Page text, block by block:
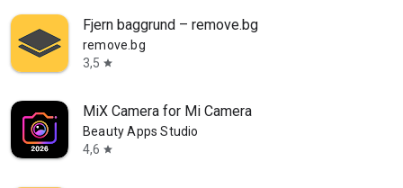
Fjern baggrund – remove.bg
remove.bg
3,5 star
MiX Camera for Mi Camera
Beauty Apps Studio
4,6 star